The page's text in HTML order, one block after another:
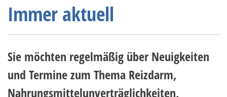
Immer aktuell
Sie möchten regelmäßig über Neuigkeiten
und Termine zum Thema Reizdarm,
Nahrungsmittelunverträglichkeiten,